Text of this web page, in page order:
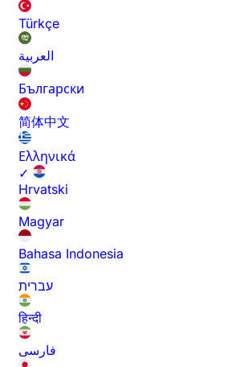
Türkçe
العربية
Български
简体中文
Ελληνικά
✓
Hrvatski
Magyar
Bahasa Indonesia
עברית
हिन्दी
فارسی